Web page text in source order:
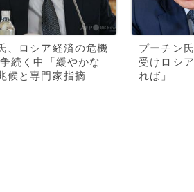
、ロシア経済の危機
続く中「緩やかな
候と専門家指摘
プーチン
受けロシ
れば」